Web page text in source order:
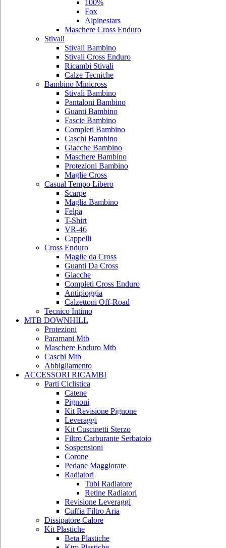
100%
Fox
Alpinestars
Maschere Cross Enduro
Stivali
Stivali Bambino
Stivali Cross Enduro
Ricambi Stivali
Calze Tecniche
Bambino Minicross
Stivali Bambino
Pantaloni Bambino
Guanti Bambino
Fascie Bambino
Completi Bambino
Caschi Bambino
Giacche Bambino
Maschere Bambino
Protezioni Bambino
Maglie Cross
Casual Tempo Libero
Scarpe
Maglia Bambino
Felpa
T-Shirt
VR-46
Cappelli
Cross Enduro
Maglie da Cross
Guanti Da Cross
Giacche
Completi Cross Enduro
Antipioggia
Calzettoni Off-Road
Tecnico Intimo
MTB DOWNHILL
Protezioni
Paramani Mtb
Maschere Enduro Mtb
Caschi Mtb
Abbigliamento
ACCESSORI RICAMBI
Parti Ciclistica
Catene
Pignoni
Kit Revisione Pignone
Leveraggi
Kit Cuscinetti Sterzo
Filtro Carburante Serbatoio
Sospensioni
Corone
Pedane Maggiorate
Radiatori
Tubi Radiatore
Retine Radiatori
Revisione Leveraggi
Cuffia Filtro Aria
Dissipatore Calore
Kit Plastiche
Beta Plastiche